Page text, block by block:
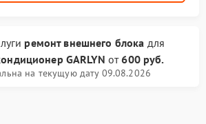
ремонт внешнего блока для
GARLYN от600 руб.
на текущую дату 09.08.2026